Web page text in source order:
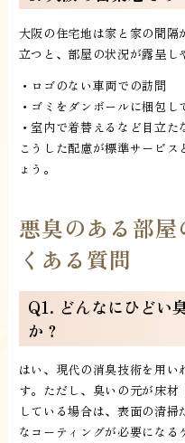
大阪の住宅地は家と家の間隔
立つと、部屋の状況が露呈し
・ロゴのない車両での訪問
・ゴミをダンボールに梱包し
・室内で着替えるなど目立た
こうした配慮が標準サービ
ょう。
悪臭のある部
くある質問
Q1. どんなにひどい
か？
はい、現代の消臭技術を用
す。ただし、臭いの元が床
している場合は、表面の清
なコーティングが必要にな